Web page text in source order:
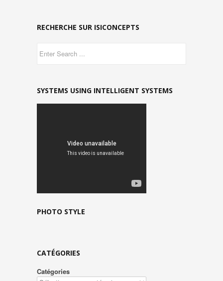
RECHERCHE SUR ISICONCEPTS
SYSTEMS USING INTELLIGENT SYSTEMS
PHOTO STYLE
CATÉGORIES
Catégories